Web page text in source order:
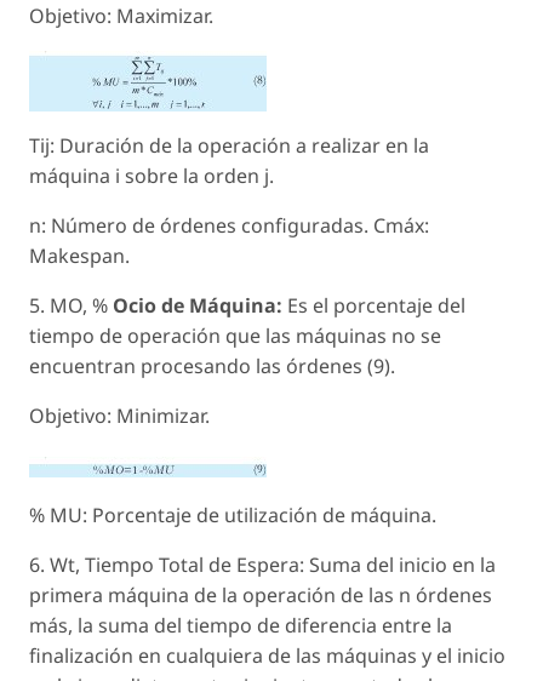
Objetivo: Maximizar.
Tij: Duración de la operación a realizar en la
máquina i sobre la orden j.
n: Número de órdenes configuradas. Cmáx:
Makespan.
5. MO, % Ocio de Máquina: Es el porcentaje del
tiempo de operación que las máquinas no se
encuentran procesando las órdenes (9).
Objetivo: Minimizar.
% MU: Porcentaje de utilización de máquina.
6. Wt, Tiempo Total de Espera: Suma del inicio en la
primera máquina de la operación de las n órdenes
más, la suma del tiempo de diferencia entre la
finalización en cualquiera de las máquinas y el inicio